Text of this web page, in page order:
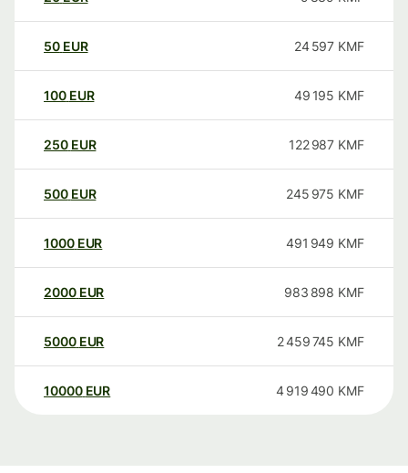
50 EUR 24 597 KMF
100 EUR 49 195 KMF
250 EUR 122 987 KMF
500 EUR 245 975 KMF
1000 EUR 491 949 KMF
2000 EUR 983 898 KMF
5000 EUR 2 459 745 KMF
10000 EUR 4 919 490 KMF